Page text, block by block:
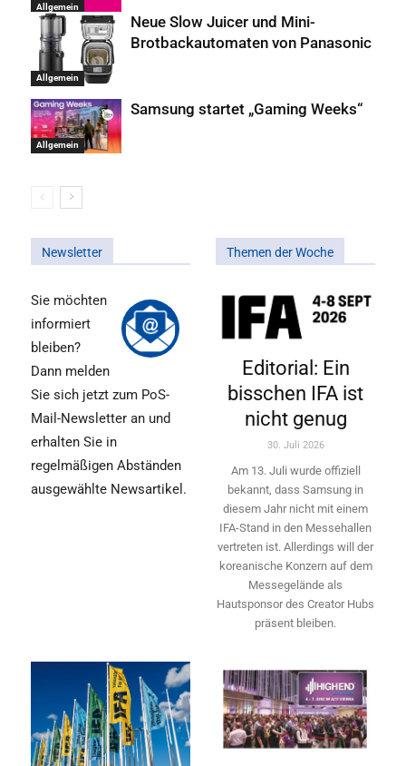
Allgemein
Allgemein
Neue Slow Juicer und Mini-
Brotbackautomaten von Panasonic
Allgemein
Samsung startet „Gaming Weeks“
Newsletter
Sie möchten
informiert
bleiben?
Dann melden
Sie sich jetzt zum PoS-
Mail-Newsletter an und
erhalten Sie in
regelmäßigen Abständen
ausgewählte Newsartikel.
Themen der Woche
Editorial: Ein
bisschen IFA ist
nicht genug
30. Juli 2026
Am 13. Juli wurde offiziell
bekannt, dass Samsung in
diesem Jahr nicht mit einem
IFA-Stand in den Messehallen
vertreten ist. Allerdings will ­der
koreanische Konzern auf dem
Messegelände als
Hautsponsor des Creator Hubs
präsent bleiben.